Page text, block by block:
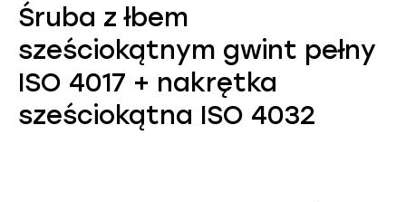
Śruba z łbem
sześciokątnym gwint pełny
ISO 4017 + nakrętka
sześciokątna ISO 4032